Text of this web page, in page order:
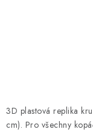
3D plastová replika
cm). Pro všechny